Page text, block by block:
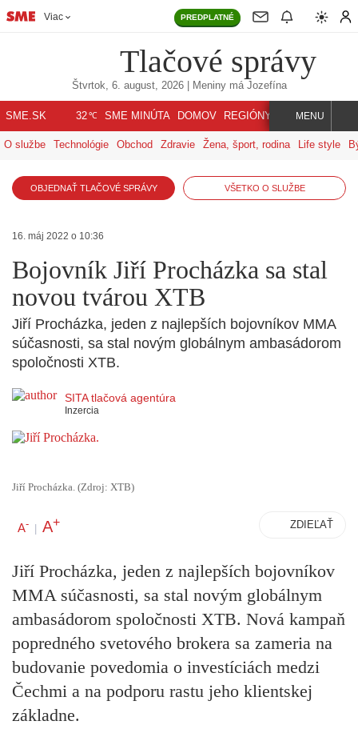
Viac PREDPLATNÉ
Tlačové správy
Štvrtok, 6. august, 2026| Meniny má Jozefína
SME.SK 32℃ SME MINÚTA DOMOV REGIÓNY INDEX SVET
MENU
O službe Technológie Obchod Zdravie Žena, šport, rodina Life style
OBJEDNAŤ TLAČOVÉ SPRÁVY VŠETKO O SLUŽBE
16. máj 2022 o 10:36
Bojovník Jiří Procházka sa stal
novou tvárou XTB
Jiří Procházka, jeden z najlepších bojovníkov MMA
súčasnosti, sa stal novým globálnym ambasádorom
spoločnosti XTB.
SITA tlačová agentúra
Inzercia
Jiří Procházka. (Zdroj: XTB)
A- | A+ ZDIEĽAŤ
Jiří Procházka, jeden z najlepších bojovníkov
MMA súčasnosti, sa stal novým globálnym
ambasádorom spoločnosti XTB. Nová kampaň
popredného svetového brokera sa zameria na
budovanie povedomia o investíciách medzi
Čechmi a na podporu rastu jeho klientskej
základne.